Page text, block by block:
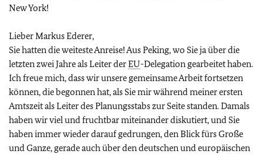
New York!
Lieber Markus Ederer,
Sie hatten die weiteste Anreise! Aus Peking, wo Sie ja über die
letzten zwei Jahre als Leiter derEU-Delegation gearbeitet haben.
Ich freue mich, dass wir unsere gemeinsame Arbeit fortsetzen
können, die begonnen hat, als Sie mir während meiner ersten
Amtszeit als Leiter des Planungsstabs zur Seite standen. Damals
haben wir viel und fruchtbar miteinander diskutiert, und Sie
haben immer wieder darauf gedrungen, den Blick fürs Große
und Ganze, gerade auch über den deutschen und europäischen